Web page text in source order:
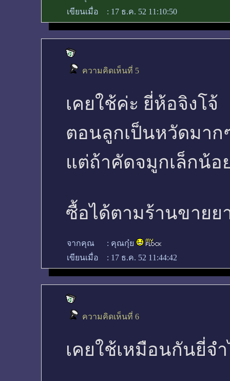
เขียนเมื่อ
: 17 ธ.ค. 52 11:10:50
ความคิดเห็นที่ 5
เคยใช้ค่ะ ยี่ห้อจิงโจ้
ตอนลูกเป็นหวัดมาก
แต่ถ้าคัดจมูกเล็กน้อ
ซื้อได้ตามร้านขายย
จากคุณ : คุณกุ๋ย
เขียนเมื่อ
: 17 ธ.ค. 52 11:44:42
ความคิดเห็นที่ 6
เคยใช้เหมือนกันยี่จ